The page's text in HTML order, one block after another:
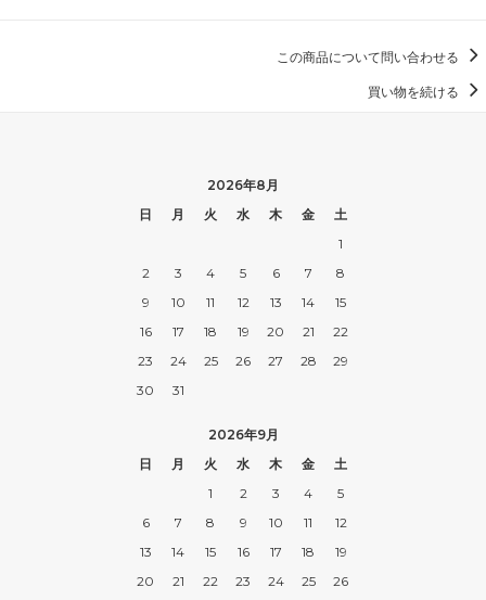
この商品について問い合わせる
買い物を続ける
2026年8月
日
月 火 水 木 金
土
1
2
3 4 5 6 7
8
9
10 11 12 13 14
15
16
17 18 19 20 21
22
23
24 25 26 27 28
29
30
31
2026年9月
日
月 火 水 木 金
土
1
2 3 4
5
6
7 8 9 10 11
12
13
14 15 16 17 18
19
20
21 22 23 24 25
26